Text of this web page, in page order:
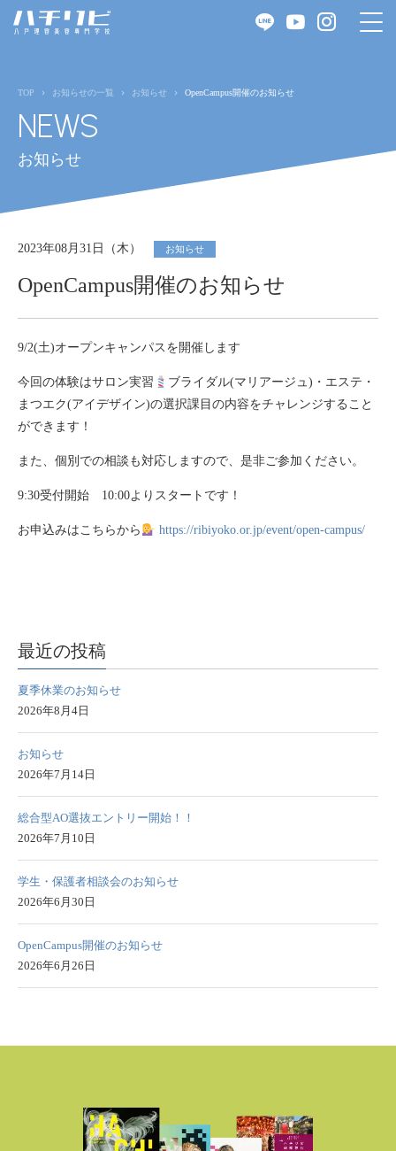
TOP お知らせの一覧 お知らせ OpenCampus開催のお知らせ
NEWS
お知らせ
2023年08月31日（木） お知らせ
OpenCampus開催のお知らせ
9/2(土)オープンキャンパスを開催します
今回の体験はサロン実習
ブライダル(マリアージュ)・エステ・
まつエク(アイデザイン)の選択課目の内容をチャレンジすること
ができます！
また、個別での相談も対応しますので、是非ご参加ください。
9:30受付開始 10:00よりスタートです！
お申込みはこちらから https://ribiyoko.or.jp/event/open-campus/
最近の投稿
夏季休業のお知らせ
2026年8月4日
お知らせ
2026年7月14日
総合型AO選抜エントリー開始！！
2026年7月10日
学生・保護者相談会のお知らせ
2026年6月30日
OpenCampus開催のお知らせ
2026年6月26日